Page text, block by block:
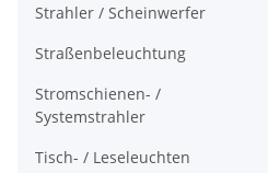
Strahler / Scheinwerfer
Straßenbeleuchtung
Stromschienen- /
Systemstrahler
Tisch- / Leseleuchten